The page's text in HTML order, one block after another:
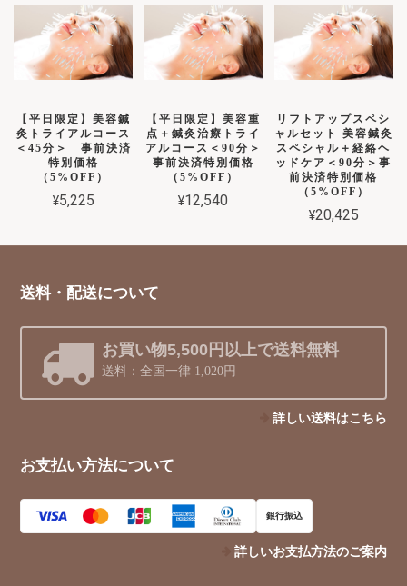
【平日限定】美容鍼
灸トライアルコース
＜45分＞ 事前決済
特別価格
（5%OFF）
¥5,225
【平日限定】美容重
点＋鍼灸治療トライ
アルコース＜90分＞
事前決済特別価格
（5%OFF）
¥12,540
リフトアップスペシ
ャルセット 美容鍼灸
スペシャル＋経絡ヘ
ッドケア＜90分＞事
前決済特別価格
（5%OFF）
¥20,425
送料・配送について
お買い物5,500円以上で送料無料
送料：全国一律 1,020円
詳しい送料はこちら
お支払い方法について
銀行振込
詳しいお支払方法のご案内